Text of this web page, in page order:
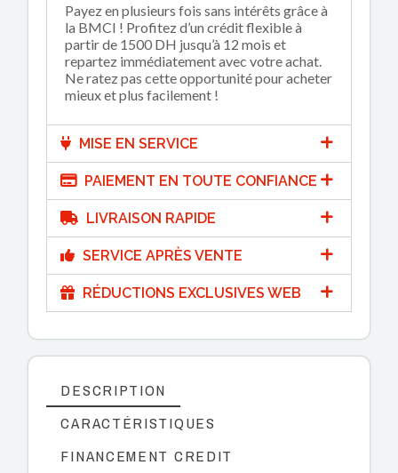
Payez en plusieurs fois sans intérêts grâce à
la BMCI ! Profitez d’un crédit flexible à
partir de 1500 DH jusqu’à 12 mois et
repartez immédiatement avec votre achat.
Ne ratez pas cette opportunité pour acheter
mieux et plus facilement !
MISE EN SERVICE
PAIEMENT EN TOUTE CONFIANCE
LIVRAISON RAPIDE
SERVICE APRÈS VENTE
RÉDUCTIONS EXCLUSIVES WEB
DESCRIPTION
CARACTÉRISTIQUES
FINANCEMENT CREDIT